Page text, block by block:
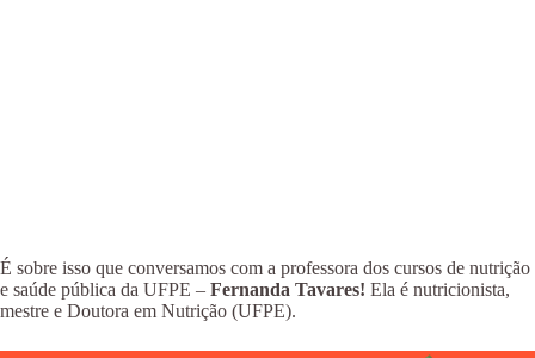
É sobre isso que conversamos com a professora dos cursos de nutrição
e saúde pública da UFPE – Fernanda Tavares! Ela é nutricionista,
mestre e Doutora em Nutrição (UFPE).